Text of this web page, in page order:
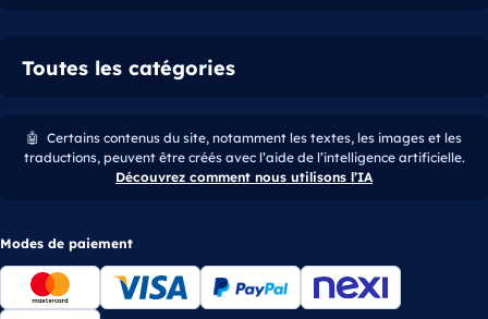
Toutes les catégories
🤖 Certains contenus du site, notamment les textes, les images et les
traductions, peuvent être créés avec l’aide de l’intelligence artificielle.
Découvrez comment nous utilisons l’IA
Modes de paiement